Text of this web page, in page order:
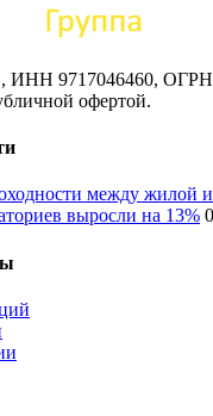
9717046460, ОГРН
офертой.
между жилой
выросли на 13%